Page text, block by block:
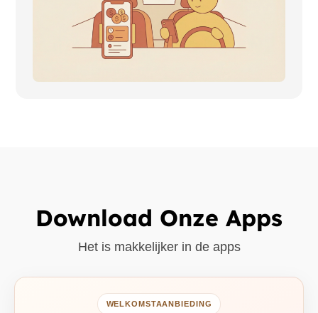
Download Onze Apps
Het is makkelijker in de apps
WELKOMSTAANBIEDING